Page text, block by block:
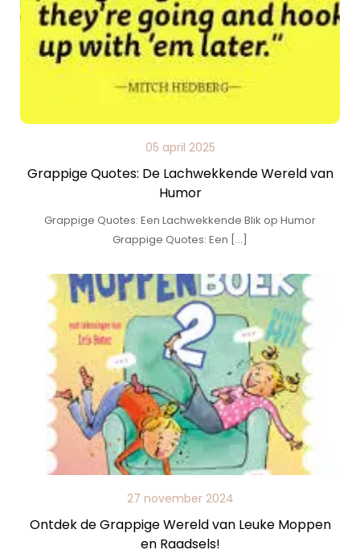
05 april 2025
Grappige Quotes: De Lachwekkende Wereld van
Humor
Grappige Quotes: Een Lachwekkende Blik op Humor
Grappige Quotes: Een […]
27 november 2024
Ontdek de Grappige Wereld van Leuke Moppen
en Raadsels!